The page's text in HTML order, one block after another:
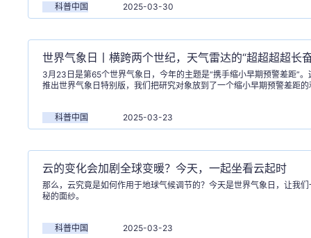
科普中国 2025-03-30
世界气象日丨横跨两个世纪，天气雷达的“超超超超长
3月23日是第65个世界气象日，今年的主题是“携手缩小早期预警差距”
推出世界气象日特别版，我们把研究对象放到了一个缩小早期预警差距
科普中国
2025-03-23
云的变化会加剧全球变暖？今天，一起坐看云起时
那么，云究竟是如何作用于地球气候调节的？今天是世界气象日，让我
秘的面纱。
科普中国 2025-03-23